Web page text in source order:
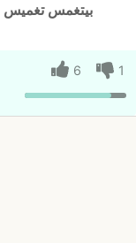
بيتغمس تغميس
1
6